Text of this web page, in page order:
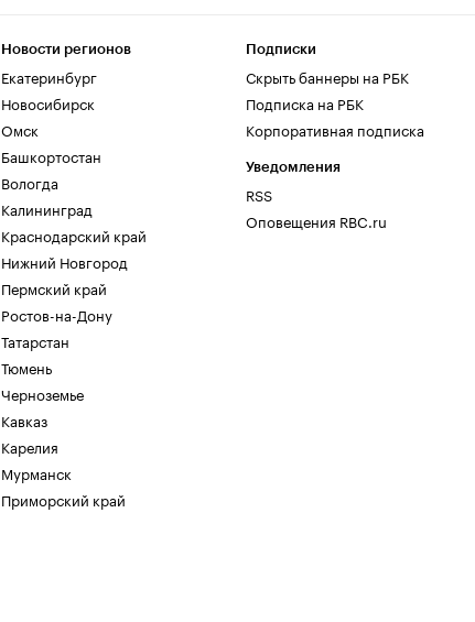
Новости регионов
Екатеринбург
Новосибирск
Омск
Башкортостан
Вологда
Калининград
Краснодарский край
Нижний Новгород
Пермский край
Ростов-на-Дону
Татарстан
Тюмень
Черноземье
Кавказ
Карелия
Мурманск
Приморский край
Подписки
Скрыть баннеры на РБК
Подписка на РБК
Корпоративная подписка
Уведомления
RSS
Оповещения RBC.ru